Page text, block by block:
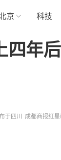
京 科技
四年
于四川 成都商报红